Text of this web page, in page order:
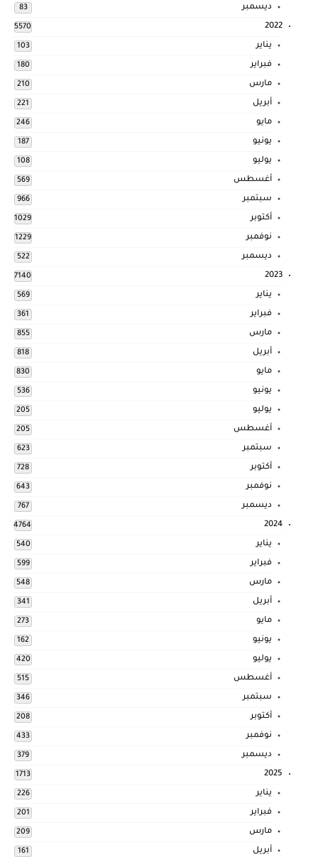
ديسمبر 83
2022
5570
يناير 103
فبراير 180
مارس 210
أبريل 221
مايو 246
يونيو 187
يوليو 108
أغسطس 569
سبتمبر 966
أكتوبر 1029
نوفمبر 1229
ديسمبر 522
2023
7140
يناير 569
فبراير 361
مارس 855
أبريل 818
مايو 830
يونيو 536
يوليو 205
أغسطس 205
سبتمبر 623
أكتوبر 728
نوفمبر 643
ديسمبر 767
2024
4764
يناير 540
فبراير 599
مارس 548
أبريل 341
مايو 273
يونيو 162
يوليو 420
أغسطس 515
سبتمبر 346
أكتوبر 208
نوفمبر 433
ديسمبر 379
2025
1713
يناير 226
فبراير 201
مارس 209
أبريل 161